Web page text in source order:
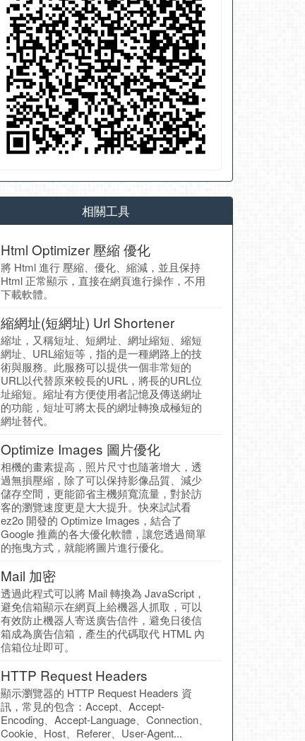
相關工具
Html Optimizer 壓縮 優化
將 Html 進行 壓縮、優化、縮減，並且保持
Html 正常顯示，直接在網頁進行操作，不用
下載軟體。
縮網址(短網址) Url Shortener
縮址，又稱短址、短網址、網址縮短、縮短
網址、URL縮短等，指的是一種網路上的技
術與服務。此服務可以提供一個非常短的
URL以代替原來較長的URL，將長的URL位
址縮短。縮址有方便使用者記憶及傳送網址
的功能，短址可將太長的網址轉換成極短的
網址替代。
Optimize Images 圖片優化
相機的畫素提高，照片尺寸也隨著增大，透
過無損壓縮，除了可以保持影像品質、減少
儲存空間，更能節省主機頻寬流量，對於訪
客的瀏覽速度更是大大提升。快來試試看
ez2o 開發的 Optimize Images，結合了
Google 推薦的各大優化軟體，讓您透過簡單
的拖曳方式，就能將圖片進行優化。
Mail 加密
透過此程式可以將 Mail 轉換為 JavaScript，
避免信箱顯示在網頁上給機器人抓取，可以
有效防止機器人寄送廣告信件，避免日後信
箱成為廣告信箱，產生的代碼取代 HTML 內
信箱位址即可。
HTTP Request Headers
顯示瀏覽器的 HTTP Request Headers 資
訊，常見的包含：Accept、Accept-
Encoding、Accept-Language、Connection、
Cookie、Host、Referer、User-Agent...